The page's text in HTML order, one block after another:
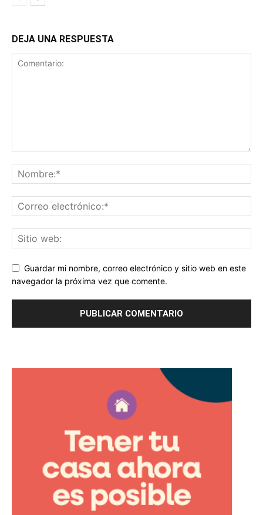
DEJA UNA RESPUESTA
Guardar mi nombre, correo electrónico y sitio web en este
navegador la próxima vez que comente.